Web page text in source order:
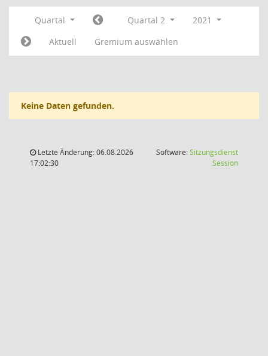
Quartal Quartal 2
2021
Aktuell
Gremium auswählen
Keine Daten gefunden.
Letzte Änderung: 06.08.2026
17:02:30
Software:Sitzungsdienst
Session(Wird in